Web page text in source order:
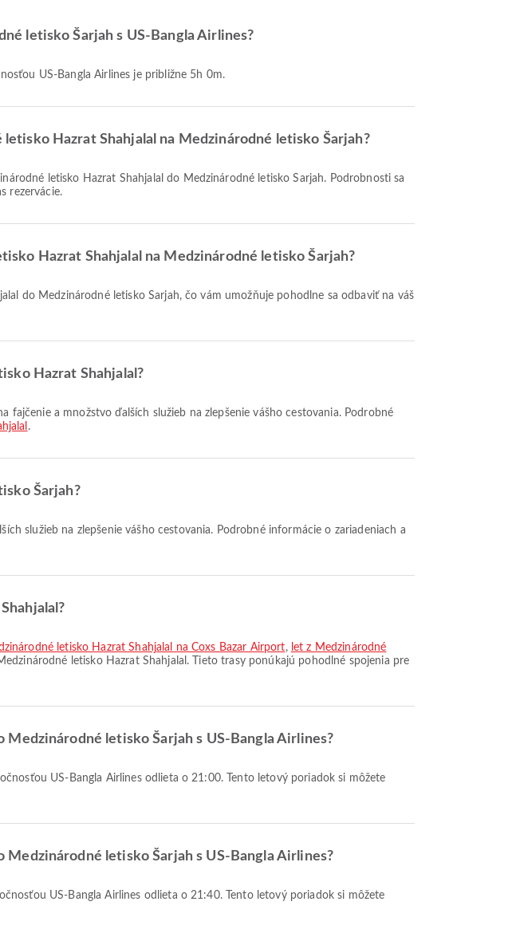
letisko Šarjah s US-Bangla Airlines?
US-Bangla Airlines je približne 5h 0m.
Hazrat Shahjalal na Medzinárodné letisko Šarjah?
rezervácie.
Hazrat Shahjalal na Medzinárodné letisko Šarjah?
Hazrat Shahjalal?
.
Šarjah?
letisko Hazrat Shahjalal na Coxs Bazar Airport, let z Medzinárodné
letisko Hazrat Shahjalal. Tieto trasy ponúkajú pohodlné spojenia pre
letisko Šarjah s US-Bangla Airlines?
letisko Šarjah s US-Bangla Airlines?